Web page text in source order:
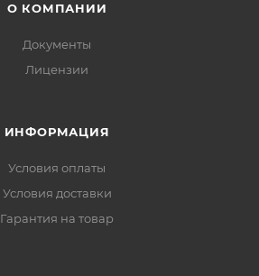
О КОМПАНИИ
Документы
Лицензии
ИНФОРМАЦИЯ
Условия оплаты
Условия доставки
Гарантия на товар